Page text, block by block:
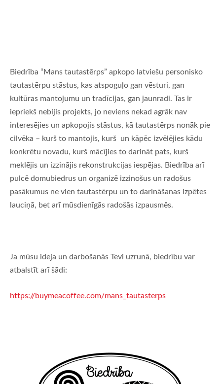
Biedrība “Mans tautastērps” apkopo latviešu personisko
tautastērpu stāstus, kas atspoguļo gan vēsturi, gan
kultūras mantojumu un tradīcijas, gan jaunradi. Tas ir
iepriekš nebijis projekts, jo neviens nekad agrāk nav
interesējies un apkopojis stāstus, kā tautastērps nonāk pie
cilvēka – kurš to mantojis, kurš un kāpēc izvēlējies kādu
konkrētu novadu, kurš mācījies to darināt pats, kurš
meklējis un izzinājis rekonstrukcijas iespējas. Biedrība arī
pulcē domubiedrus un organizē izzinošus un radošus
pasākumus ne vien tautastērpu un to darināšanas izpētes
lauciņā, bet arī mūsdienīgās radošās izpausmēs.
Ja mūsu ideja un darbošanās Tevi uzrunā, biedrību var
atbalstīt arī šādi:
https://buymeacoffee.com/mans_tautasterps